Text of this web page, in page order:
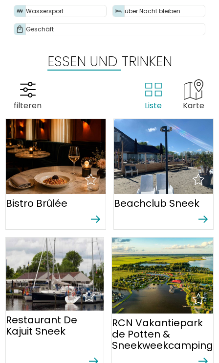
Stadtplan
Sneek mit Kinder
VVV Sneek
Sehenswürdigkeiten
Wassersport über Nacht bleiben
Geschäft
ESSEN UND TRINKEN
filteren Liste Karte
Bistro Brûlée Beachclub Sneek
Restaurant De
Kajuit Sneek
RCN Vakantiepark
de Potten &
Sneekweekcamping